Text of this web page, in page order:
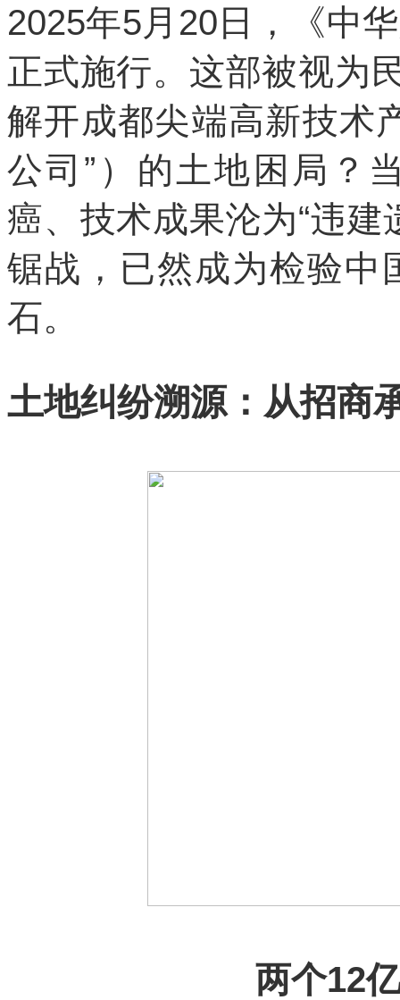
2025年5月20日，《中
正式施行。这部被视为
解开成都尖端高新技术
公司”）的土地困局？
癌、技术成果沦为“违
锯战，已然成为检验中
石。
土地纠纷溯源：从招商
两个12